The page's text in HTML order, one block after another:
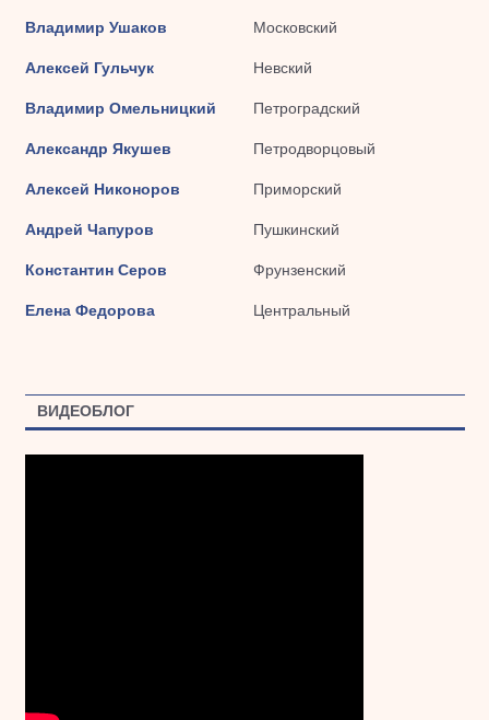
Владимир Ушаков Московский
Алексей Гульчук Невский
Владимир Омельницкий Петроградский
Александр Якушев Петродворцовый
Алексей Никоноров Приморский
Андрей Чапуров Пушкинский
Константин Серов Фрунзенский
Елена Федорова Центральный
ВИДЕОБЛОГ